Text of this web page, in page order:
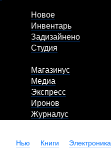
Новое
Инвентарь
Задизайнено
Студия
Магазинус
Медиа
Экспресс
Иронов
Журналус
Нью Книги Электроника